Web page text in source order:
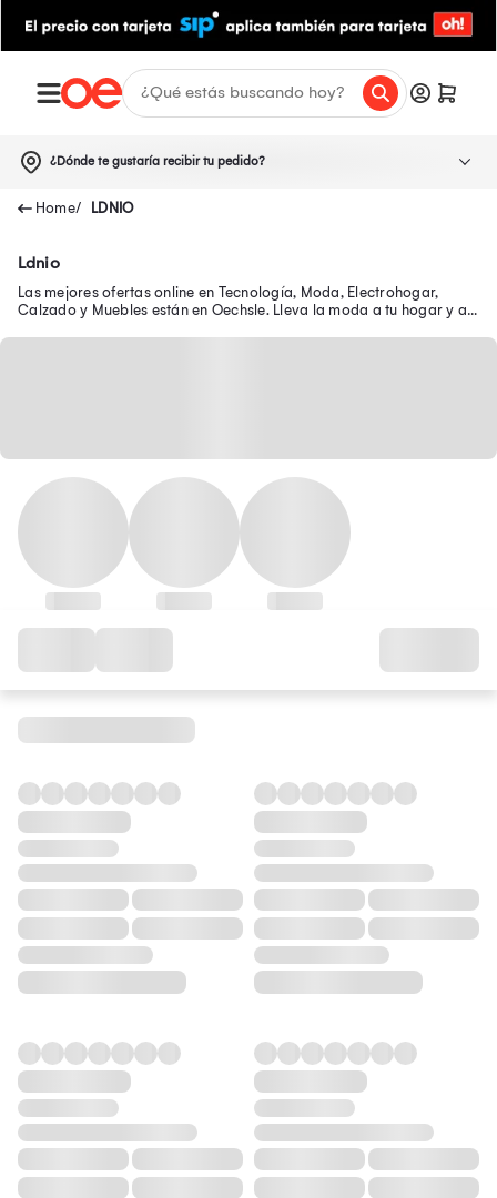
¿Dónde te gustaría recibir tu pedido?
LDNIO
Ldnio
Las mejores ofertas online en Tecnología, Moda, Electrohogar,
Calzado y Muebles están en Oechsle. Lleva la moda a tu hogar y a